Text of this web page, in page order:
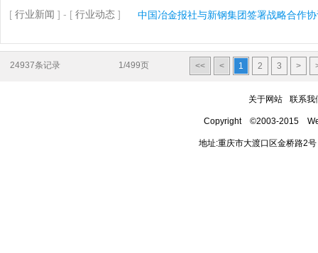
[ 行业新闻 ] - [ 行业动态 ] 中国冶金报社与新钢集团签署战略合作
24937条记录 1/499页 << < 1 2 3 >
关于网站 联系我
Copyright ©2003-2015
地址:重庆市大渡口区金桥路2